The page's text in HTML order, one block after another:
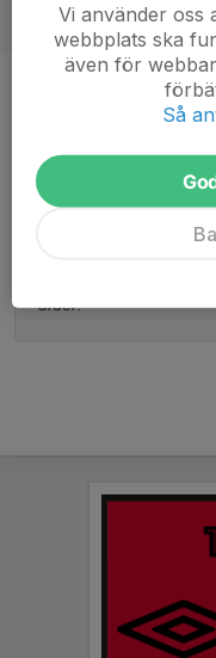
Måns har fått sitt
försäsong och har
ålder.
Vi använder oss
webbplats ska
även för
Så